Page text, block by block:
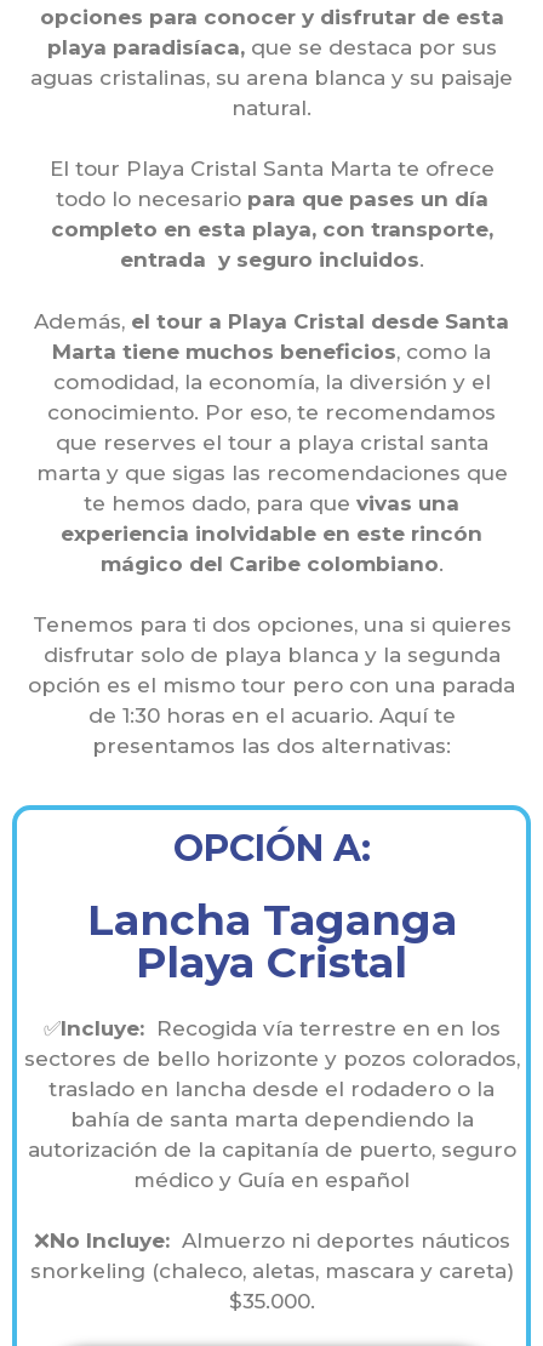
opciones para conocer y disfrutar de esta
playa paradisíaca,que se destaca por sus
aguas cristalinas, su arena blanca y su paisaje
natural.
El tour Playa Cristal Santa Marta te ofrece
todo lo necesario para que pases un día
completo en esta playa, con transporte,
entrada y seguro incluidos.
Además, el tour a Playa Cristal desde Santa
Marta tiene muchos beneficios, como la
comodidad, la economía, la diversión y el
conocimiento. Por eso, te recomendamos
que reserves el tour a playa cristal santa
marta y que sigas las recomendaciones que
te hemos dado, para que vivas una
experiencia inolvidable en este rincón
mágico del Caribe colombiano.
Tenemos para ti dos opciones, una si quieres
disfrutar solo de playa blanca y la segunda
opción es el mismo tour pero con una parada
de 1:30 horas en el acuario. Aquí te
presentamos las dos alternativas:
OPCIÓN A:
Lancha Taganga
Playa Cristal
✅Incluye: Recogida vía terrestre en en los
sectores de bello horizonte y pozos colorados,
traslado en lancha desde el rodadero o la
bahía de santa marta dependiendo la
autorización de la capitanía de puerto, seguro
médico y Guía en español
❌No Incluye: Almuerzo ni deportes náuticos
snorkeling (chaleco, aletas, mascara y careta)
$35.000.